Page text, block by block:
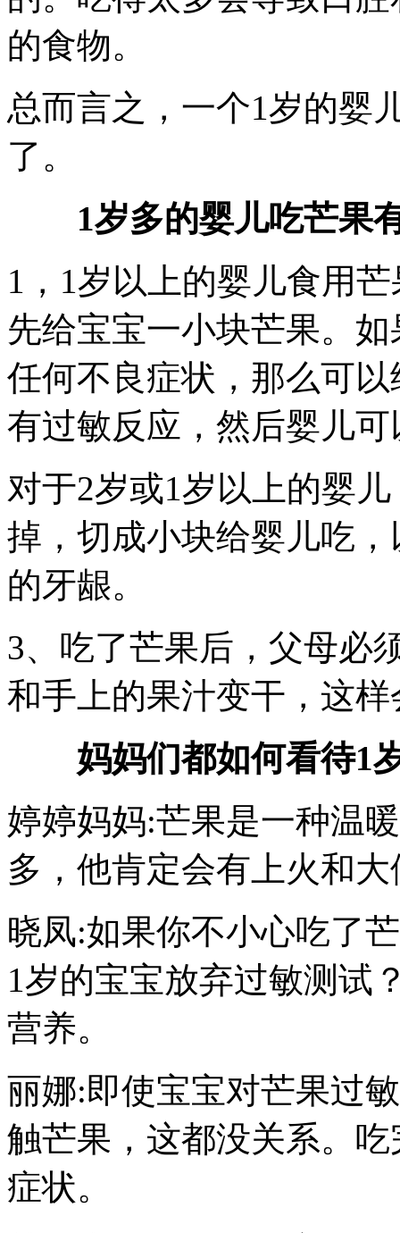
的食物。
总而言之，一个1岁的婴
了。
1岁多的婴儿吃芒果
1，1岁以上的婴儿食用
先给宝宝一小块芒果。
任何不良症状，那么可
有过敏反应，然后婴儿
对于2岁或1岁以上的婴
掉，切成小块给婴儿吃
的牙龈。
3、吃了芒果后，父母必
和手上的果汁变干，这
妈妈们都如何看待1
婷婷妈妈:芒果是一种温
多，他肯定会有上火和
晓凤:如果你不小心吃了
1岁的宝宝放弃过敏测试
营养。
丽娜:即使宝宝对芒果过
触芒果，这都没关系。
症状。